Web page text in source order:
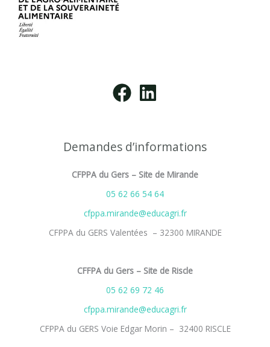
Demandes d’informations
CFPPA du Gers – Site de Mirande
05 62 66 54 64
cfppa.mirande@educagri.fr
CFPPA du GERS Valentées – 32300 MIRANDE
CFFPA du Gers – Site de Riscle
05 62 69 72 46
cfppa.mirande@educagri.fr
CFPPA du GERS Voie Edgar Morin – 32400 RISCLE